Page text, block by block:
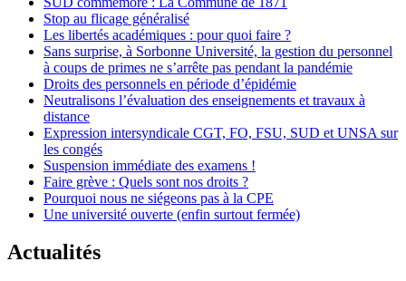
Stop au flicage généralisé
Les libertés académiques : pour quoi faire ?
Sans surprise, à Sorbonne Université, la gestion du personnel
à coups de primes ne s’arrête pas pendant la pandémie
Droits des personnels en période d’épidémie
Neutralisons l’évaluation des enseignements et travaux à
distance
Expression intersyndicale CGT, FO, FSU, SUD et UNSA sur
les congés
Suspension immédiate des examens !
Faire grève : Quels sont nos droits ?
Pourquoi nous ne siégeons pas à la CPE
Une université ouverte (enfin surtout fermée)
Actualités